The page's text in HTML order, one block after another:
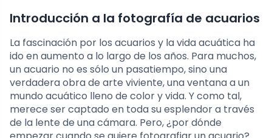
Introducción a la fotografía de acuarios
La fascinación por los acuarios y la vida acuática ha
ido en aumento a lo largo de los años. Para muchos,
un acuario no es sólo un pasatiempo, sino una
verdadera obra de arte viviente, una ventana a un
mundo acuático lleno de color y vida. Y como tal,
merece ser captado en toda su esplendor a través
de la lente de una cámara. Pero, ¿por dónde